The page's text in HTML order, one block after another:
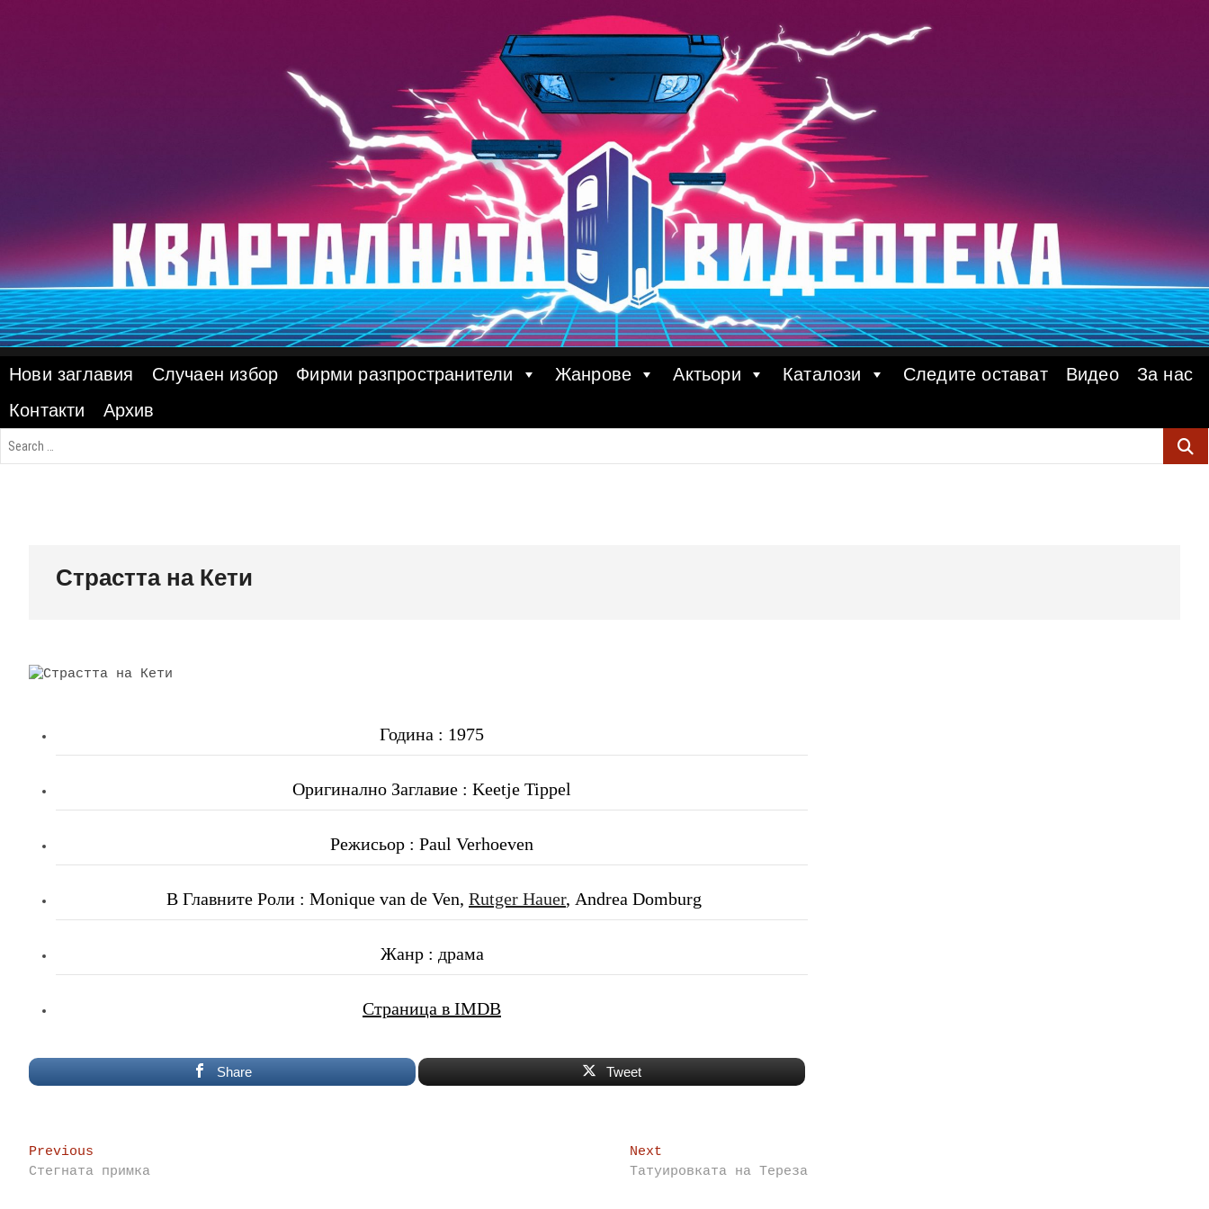
Нови заглавия Случаен избор Фирми разпространители Жанрове Актьори Каталози Следите остават Видео
За нас
Контакти
Архив
Страстта на Кети
Година : 1975
Оригинално Заглавие : Keetje Tippel
Режисьор : Paul Verhoeven
В Главните Роли : Monique van de Ven, Rutger Hauer, Andrea Domburg
Жанр : драма
Страница в IMDB
Share Tweet
Post
navigation
Previous
post:
Стегната примка
Next
post:
Татуировката на Тереза